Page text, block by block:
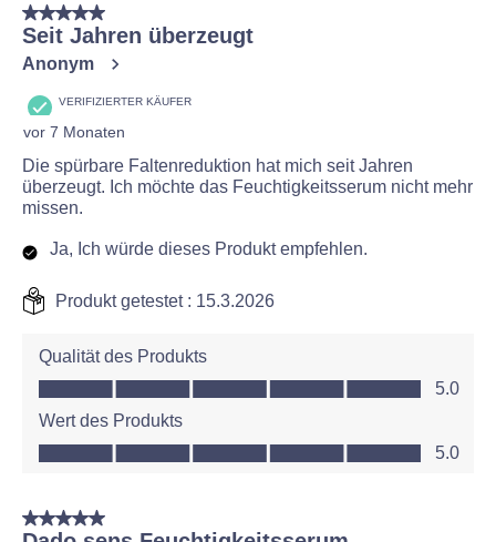
5 von 5 Sternen.
Seit Jahren überzeugt
Anonym
VERIFIZIERTER KÄUFER
vor 7 Monaten
Die spürbare Faltenreduktion hat mich seit Jahren
überzeugt. Ich möchte das Feuchtigkeitsserum nicht mehr
missen.
Ja, Ich würde dieses Produkt empfehlen.
Produkt getestet : 15.3.2026
Qualität des Produkts
Qualität des Produkts, 5.0 von 5
5.0
Wert des Produkts
Wert des Produkts, 5.0 von 5
5.0
5 von 5 Sternen.